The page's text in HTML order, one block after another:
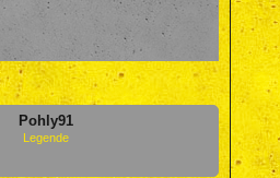
Pohly91
Legende